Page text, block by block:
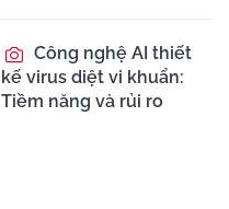
Công nghệ AI thiết
kế virus diệt vi khuẩn:
Tiềm năng và rủi ro